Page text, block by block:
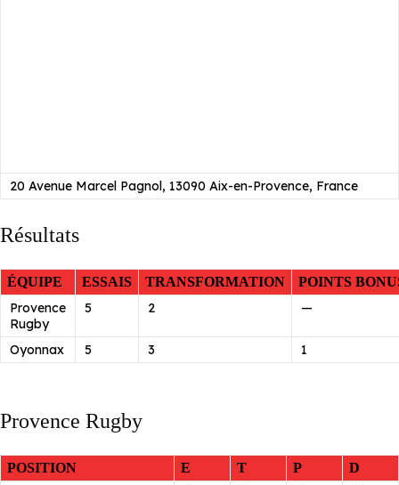
20 Avenue Marcel Pagnol, 13090 Aix-en-Provence, France
Résultats
ÉQUIPE ESSAIS TRANSFORMATION POINTS
Provence
Rugby
5 2 —
Oyonnax 5 3 1
Provence Rugby
POSITION E T P D